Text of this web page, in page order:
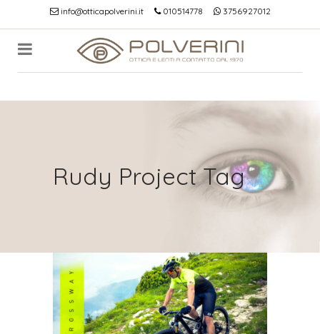
info@otticapolverini.it 010514778 3756927012
Rudy Project Tag